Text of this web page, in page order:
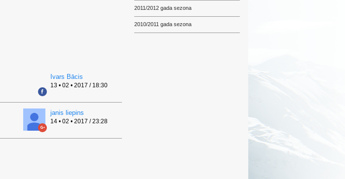
Ivars Bācis
13 • 02 • 2017 / 18:30
janis liepins
14 • 02 • 2017 / 23:28
2011/2012 gada sezona
2010/2011 gada sezona